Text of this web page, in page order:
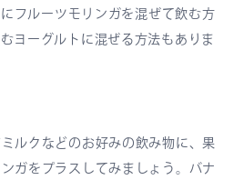
フルーツモリンガを混ぜて飲む方
ヨーグルトに混ぜる方法もありま
ルクなどのお好みの飲み物に、果
ガをプラスしてみましょう。バナ